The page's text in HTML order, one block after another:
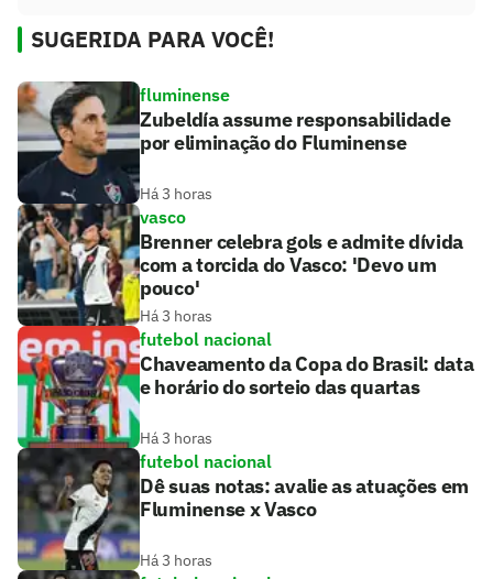
SUGERIDA PARA VOCÊ!
fluminense
Zubeldía assume responsabilidade
por eliminação do Fluminense
Há 3 horas
vasco
Brenner celebra gols e admite dívida
com a torcida do Vasco: 'Devo um
pouco'
Há 3 horas
futebol nacional
Chaveamento da Copa do Brasil: data
e horário do sorteio das quartas
Há 3 horas
futebol nacional
Dê suas notas: avalie as atuações em
Fluminense x Vasco
Há 3 horas